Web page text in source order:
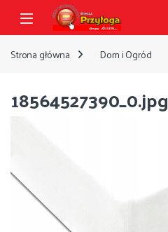
Przejdź do nawigacji
Przejdź do treści
Open
Strona główna Dom i Ogród
18564527390_0.jpg